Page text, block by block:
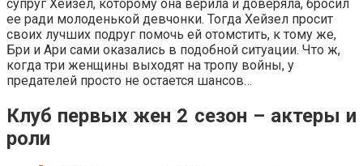
супруг Хейзел, которому она верила и доверяла, бросил
ее ради молоденькой девчонки. Тогда Хейзел просит
своих лучших подруг помочь ей отомстить, к тому же,
Бри и Ари сами оказались в подобной ситуации. Что ж,
когда три женщины выходят на тропу войны, у
предателей просто не остается шансов…
Клуб первых жен 2 сезон – актеры и
роли